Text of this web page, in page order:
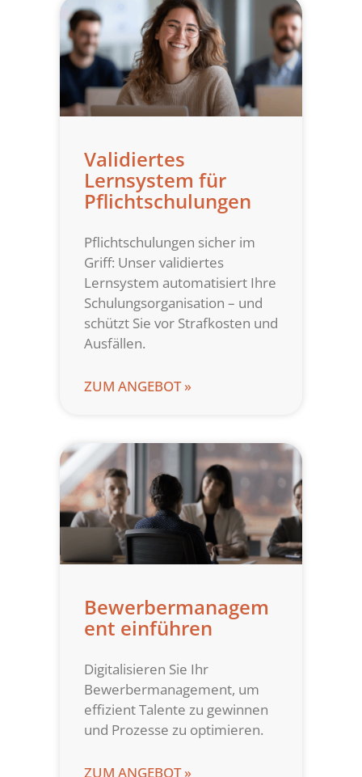
Validiertes
Lernsystem für
Pflichtschulungen
Pflichtschulungen sicher im
Griff: Unser validiertes
Lernsystem automatisiert Ihre
Schulungsorganisation – und
schützt Sie vor Strafkosten und
Ausfällen.
ZUM ANGEBOT »
Bewerbermanagem
ent einführen
Digitalisieren Sie Ihr
Bewerbermanagement, um
effizient Talente zu gewinnen
und Prozesse zu optimieren.
ZUM ANGEBOT »